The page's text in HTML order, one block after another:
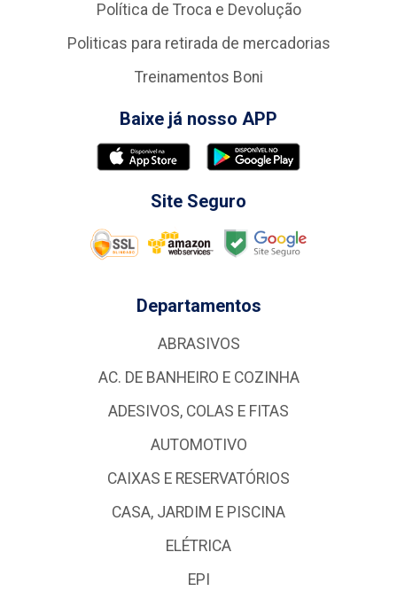
Política de Troca e Devolução
Politicas para retirada de mercadorias
Treinamentos Boni
Baixe já nosso APP
Site Seguro
Departamentos
ABRASIVOS
AC. DE BANHEIRO E COZINHA
ADESIVOS, COLAS E FITAS
AUTOMOTIVO
CAIXAS E RESERVATÓRIOS
CASA, JARDIM E PISCINA
ELÉTRICA
EPI